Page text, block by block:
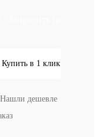
Купить в 1 клик
Нашли дешевле